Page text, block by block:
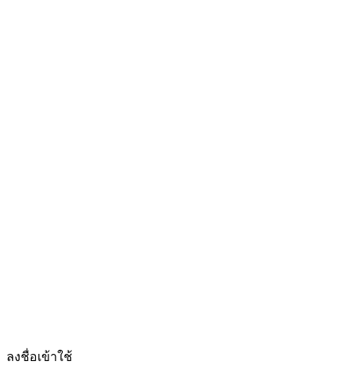
ลงชื่อเข้าใช้